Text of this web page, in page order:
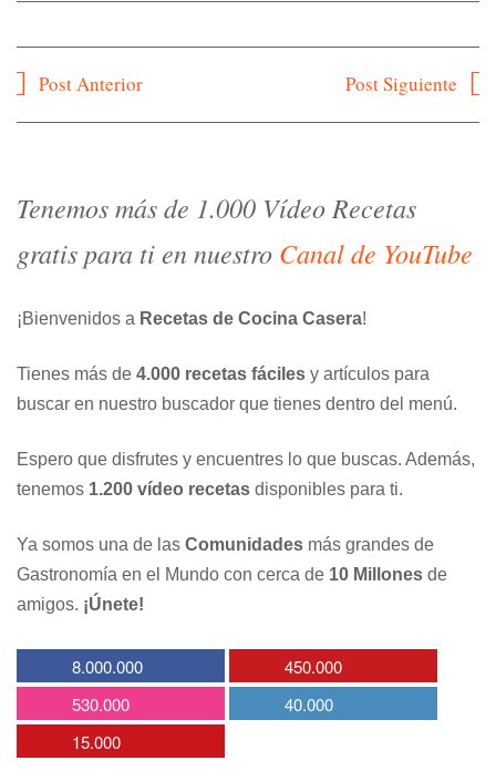
Navegación
Post Anterior Post Siguiente
Tenemos más de 1.000 Vídeo Recetas
gratis para ti en nuestro Canal de YouTube
¡Bienvenidos a Recetas de Cocina Casera!
Tienes más de 4.000 recetas fáciles y artículos para
buscar en nuestro buscador que tienes dentro del menú.
Espero que disfrutes y encuentres lo que buscas. Además,
tenemos 1.200 vídeo recetas disponibles para ti.
Ya somos una de las Comunidades más grandes de
Gastronomía en el Mundo con cerca de 10 Millones de
amigos. ¡Únete!
8.000.000
450.000
530.000
40.000
15.000